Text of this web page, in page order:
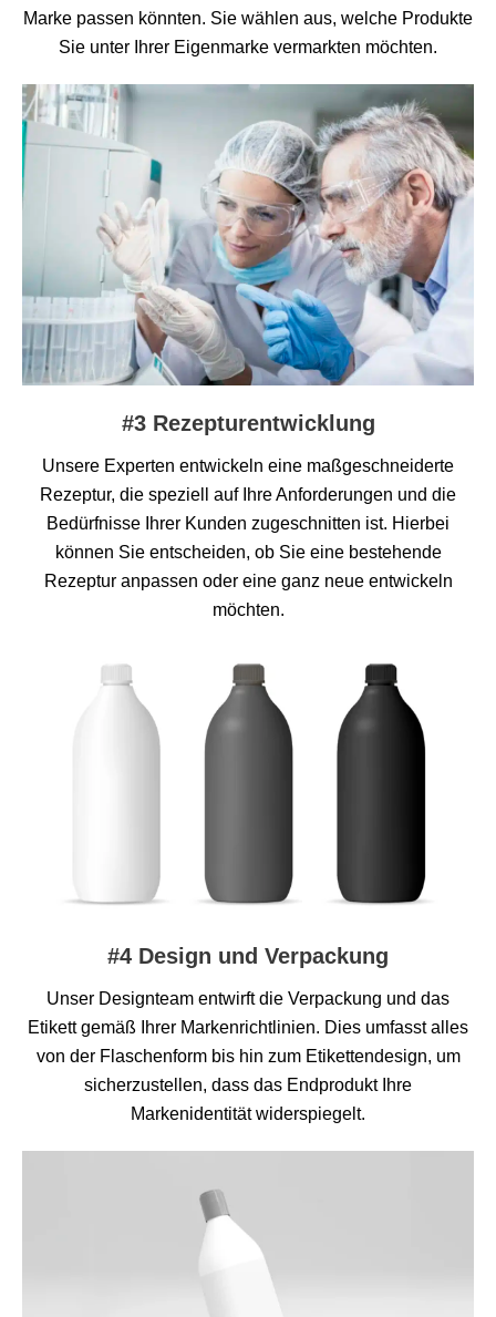
Marke passen könnten. Sie wählen aus, welche Produkte
Sie unter Ihrer Eigenmarke vermarkten möchten.
#3 Rezepturentwicklung
Unsere Experten entwickeln eine maßgeschneiderte
Rezeptur, die speziell auf Ihre Anforderungen und die
Bedürfnisse Ihrer Kunden zugeschnitten ist. Hierbei
können Sie entscheiden, ob Sie eine bestehende
Rezeptur anpassen oder eine ganz neue entwickeln
möchten.
#4 Design und Verpackung
Unser Designteam entwirft die Verpackung und das
Etikett gemäß Ihrer Markenrichtlinien. Dies umfasst alles
von der Flaschenform bis hin zum Etikettendesign, um
sicherzustellen, dass das Endprodukt Ihre
Markenidentität widerspiegelt.